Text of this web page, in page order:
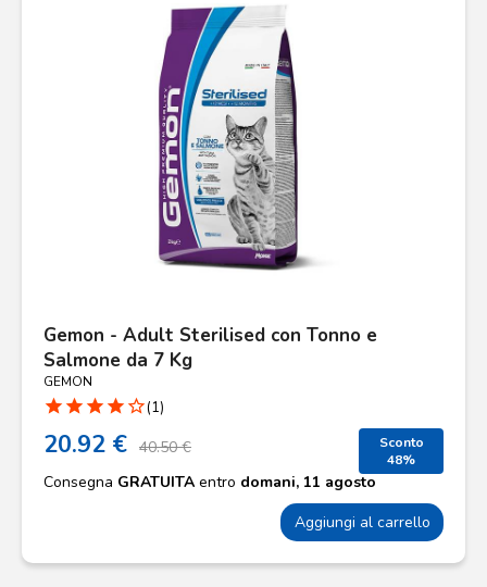
Gemon - Adult Sterilised con Tonno e
Salmone da 7 Kg
GEMON
star star star star star_border(1)
20.92 € 40.50 €
Sconto
48%
Consegna GRATUITA entro domani, 11 agosto
Aggiungi al carrello